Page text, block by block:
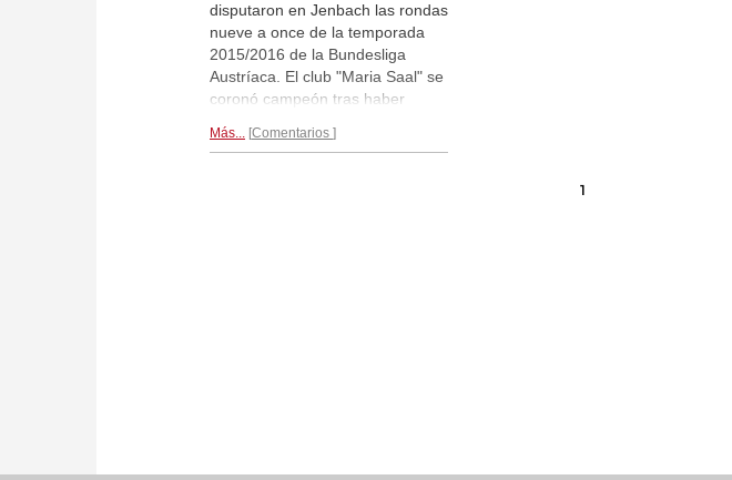
disputaron en Jenbach las rondas
nueve a once de la temporada
2015/2016 de la Bundesliga
Austríaca. El club "Maria Saal" se
coronó campeón tras haber
ventaja destacable de cuatro
Más... Comentarios
1